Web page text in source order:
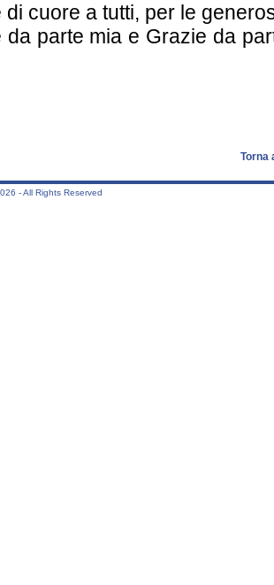
di cuore a tutti, per le
da parte mia e Grazie da
Torna
- All Rights Reserved